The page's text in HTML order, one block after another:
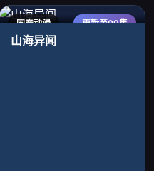
国产动漫 更新至09集
山海异闻